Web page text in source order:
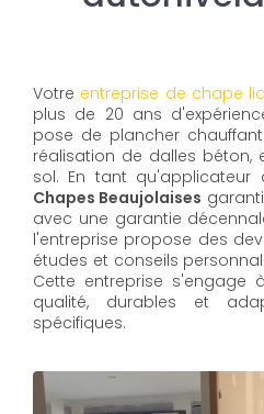
Votre entreprise de chape
plus de 20 ans
pose de plancher
réalisation de dalles béton,
sol. En tant qu'applicateur
Chapes Beaujolaises
avec une garantie
l'entreprise propose des
études et conseils
Cette entreprise s'engage
qualité, durables et
spécifiques.